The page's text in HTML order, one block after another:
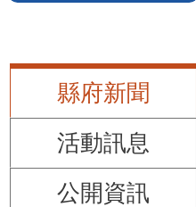
縣府新聞
活動訊息
公開資訊